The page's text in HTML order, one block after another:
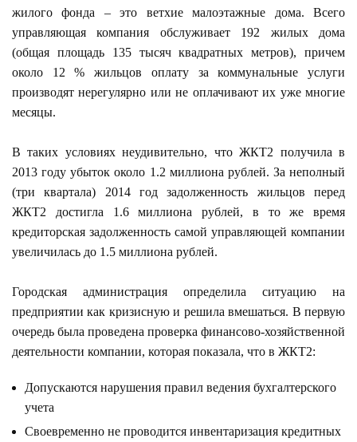
жилого фонда – это ветхие малоэтажные дома. Всего
управляющая компания обслуживает 192 жилых дома
(общая площадь 135 тысяч квадратных метров), причем
около 12 % жильцов оплату за коммунальные услуги
производят нерегулярно или не оплачивают их уже многие
месяцы.
В таких условиях неудивительно, что ЖКТ2 получила в
2013 году убыток около 1.2 миллиона рублей. За неполный
(три квартала) 2014 год задолженность жильцов перед
ЖКТ2 достигла 1.6 миллиона рублей, в то же время
кредиторская задолженность самой управляющей компании
увеличилась до 1.5 миллиона рублей.
Городская администрация определила ситуацию на
предприятии как кризисную и решила вмешаться. В первую
очередь была проведена проверка финансово-хозяйственной
деятельности компании, которая показала, что в ЖКТ2:
Допускаются нарушения правил ведения бухгалтерского
учета
Своевременно не проводится инвентаризация кредитных